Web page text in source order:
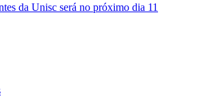
da Unisc será no próximo dia 11